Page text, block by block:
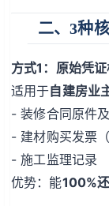
二、3种
方式1：原始凭
适用于自建房业
- 装修合同原件
- 建材购买发票
- 施工监理记录
优势：能100%